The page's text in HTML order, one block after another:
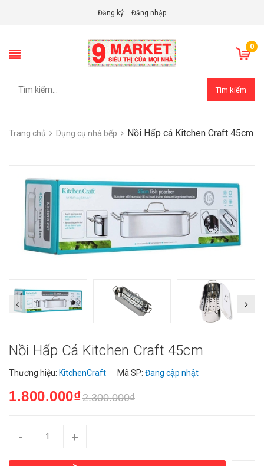
Đăng ký Đăng nhập
0
Tìm kiếm
Trang chủ Dụng cụ nhà bếp Nồi Hấp cá Kitchen Craft 45cm
Nồi Hấp Cá Kitchen Craft 45cm
Thương hiệu: KitchenCraft Mã SP: Đang cập nhật
1.800.000₫2.300.000₫
- +